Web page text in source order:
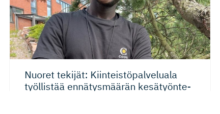
Nuoret tekijät: Kiinteistö­pal­veluala
työllistää ennätysmäärän kesätyönte­